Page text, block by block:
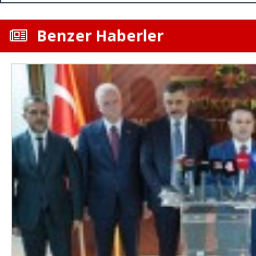
Benzer Haberler